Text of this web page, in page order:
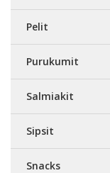
Pelit
Purukumit
Salmiakit
Sipsit
Snacks